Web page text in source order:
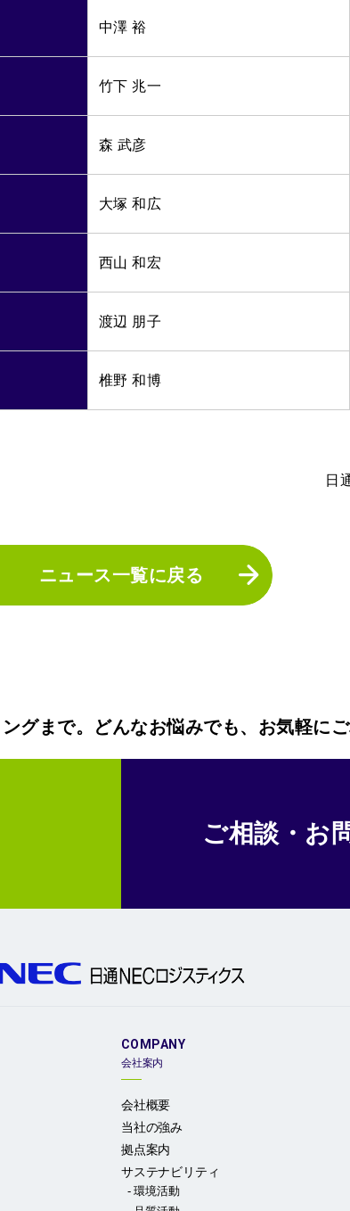
中澤 裕
竹下 兆一
森 武彦
大塚 和広
西山 和宏
渡辺 朋子
椎野 和博
日
ニュース一覧に戻る
グまで。どんなお悩みでも、お気軽にご
ご相談・お
COMPANY
会社案内
会社概要
当社の強み
拠点案内
サステナビリティ
環境活動